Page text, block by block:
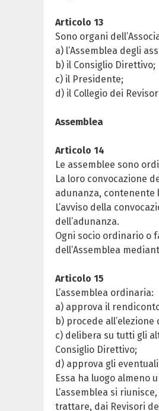
Articolo 13
Sono organi
a) l’Assemblea degli
b) il Consiglio Direttivo;
c) il Presidente;
d) il Collegio dei
Assemblea
Articolo 14
Le assemblee sono
La loro convocazione
adunanza, contenente
L’avviso della
dell’adunanza.
Ogni socio ordinario o
dell’Assemblea
Articolo 15
L’assemblea ordinaria:
a) approva il
b) procede
c) delibera su tutti gli
Consiglio Direttivo;
d) approva gli
Essa ha luogo almeno
L’assemblea si
trattare, dai Revisori